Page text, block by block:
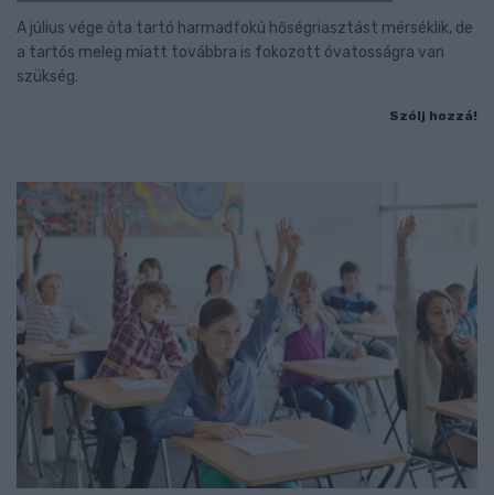
A július vége óta tartó harmadfokú hőségriasztást mérséklik, de
a tartós meleg miatt továbbra is fokozott óvatosságra van
szükség.
Szólj hozzá!